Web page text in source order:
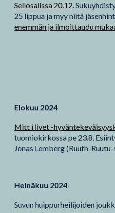
Sellosalissa 20.12.
25 lippua ja myy niitä
enemmän ja ilmoittaudu
Elokuu 2024
Mitt i livet -
tuomiokirkossa pe 23.8.
Jonas Lemberg (Ruuth-
Heinäkuu 2024
Suvun huippurheilijoiden